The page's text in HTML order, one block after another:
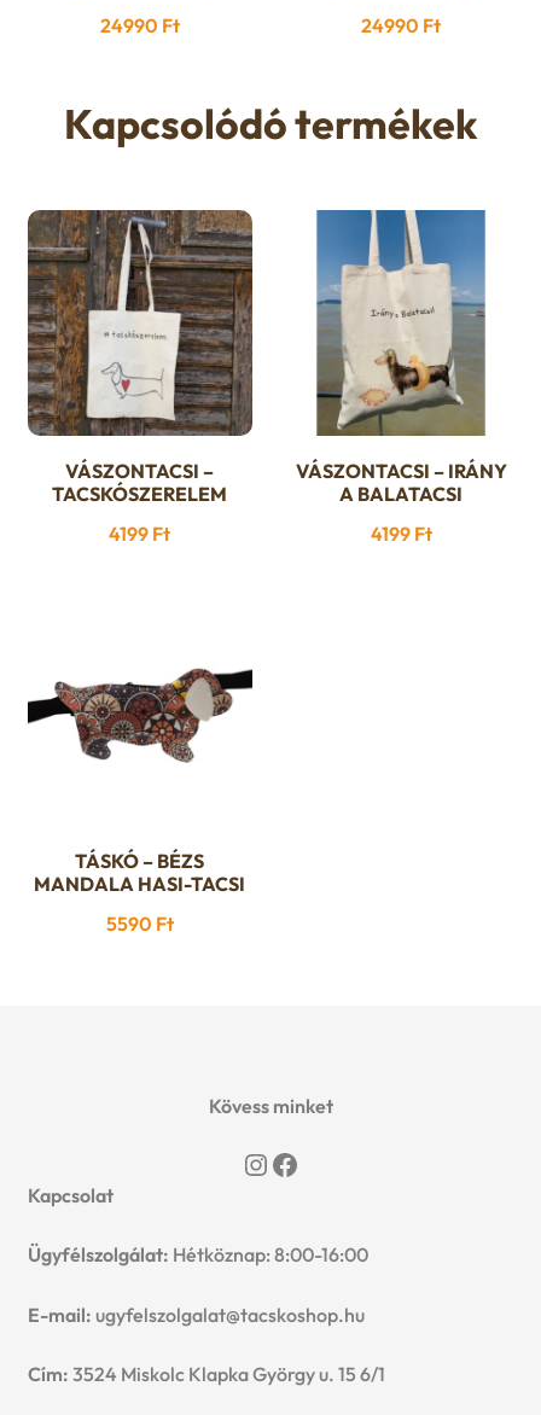
több
A
a
termékoldalon
választhatók
ki
24990 Ft
több
van.
A
a
termékoldalon
választhatók
ki
24990 Ft
Kapcsolódó termékek
VÁSZONTACSI –
TACSKÓSZERELEM
4199 Ft
VÁSZONTACSI – IRÁNY
A BALATACSI
4199 Ft
TÁSKÓ – BÉZS
MANDALA HASI-TACSI
5590 Ft
Kövess minket
Instagram
Facebook
Kapcsolat
Ügyfélszolgálat: Hétköznap: 8:00-16:00
E-mail: ugyfelszolgalat@tacskoshop.hu
Cím: 3524 Miskolc Klapka György u. 15 6/1